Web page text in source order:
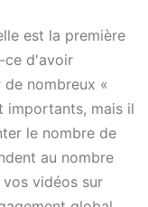
est la première
ce d'avoir
nombreux «
importants, mais il
le nombre de
au nombre
vidéos sur